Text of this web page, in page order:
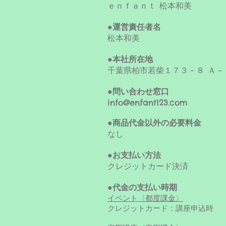
ｅｎｆａｎｔ 松本和美
●運営責任者名
松本和美
●本社所在地
千葉県柏市若柴１７３－８ Ａ
●問い合わせ窓口
info@enfant123.com
●商品代金以外の必要料金
なし
●お支払い方法
クレジットカード決済
●代金の支払い時期
イベント〈都度課金〉
クレジットカード：講座申込時